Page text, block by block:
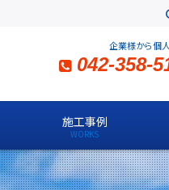
企業様から個
042-358-
施工事例